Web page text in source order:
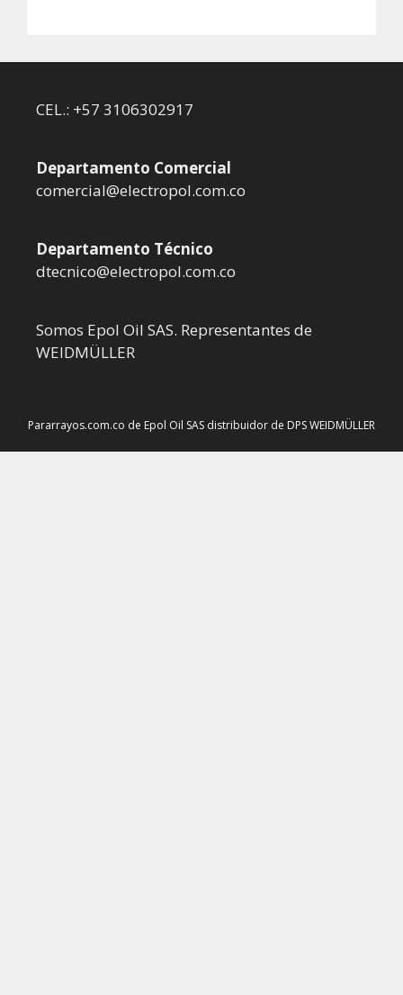
CEL.: +57 3106302917
Departamento Comercial
comercial@electropol.com.co
Departamento Técnico
dtecnico@electropol.com.co
Somos Epol Oil SAS. Representantes de
WEIDMÜLLER
Pararrayos.com.co de Epol Oil SAS distribuidor de DPS WEIDMÜLLER